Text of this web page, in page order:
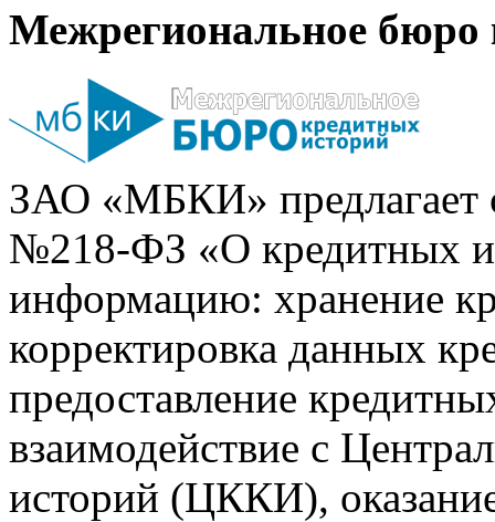
Межрегиональное бюро
ЗАО «МБКИ» предлагает
№218-ФЗ «О кредитных
информацию: хранение
корректировка данных
предоставление
взаимодействие с
историй (ЦККИ),